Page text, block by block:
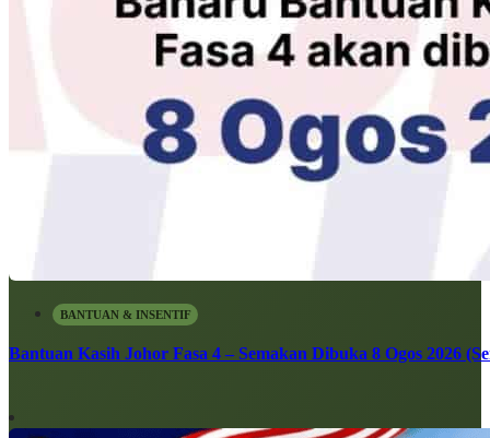
BANTUAN & INSENTIF
Bantuan Kasih Johor Fasa 4 – Semakan Dibuka 8 Ogos 2026